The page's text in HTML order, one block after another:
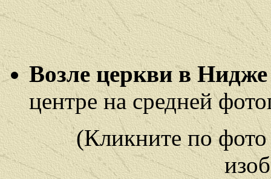
Возле церкви в Нидже
центре на средней
(Кликните по фото